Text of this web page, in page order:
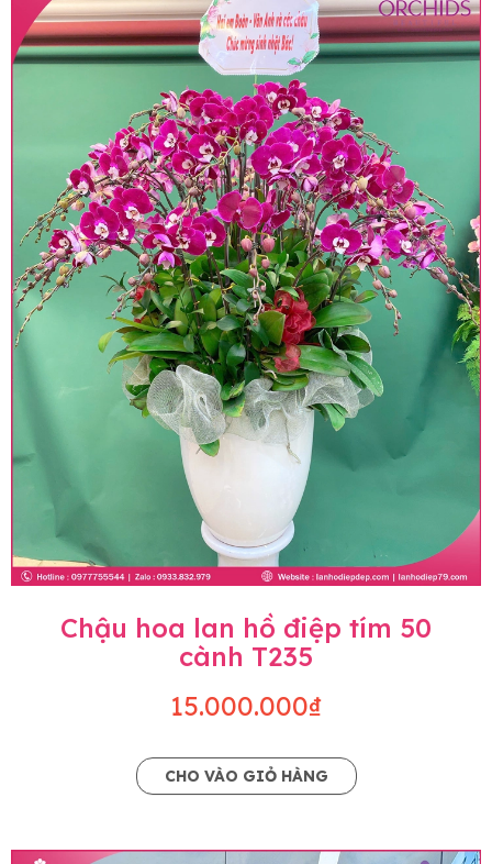
Chậu hoa lan hồ điệp tím 50
cành T235
15.000.000₫
CHO VÀO GIỎ HÀNG